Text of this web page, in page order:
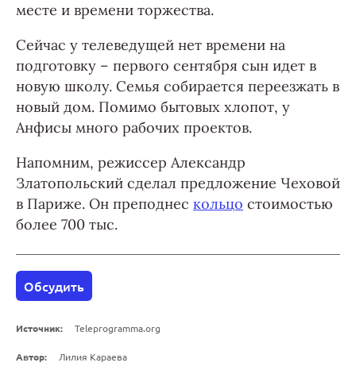
месте и времени торжества.
Сейчас у телеведущей нет времени на
подготовку – первого сентября сын идет в
новую школу. Семья собирается переезжать в
новый дом. Помимо бытовых хлопот, у
Анфисы много рабочих проектов.
Напомним, режиссер Александр
Златопольский сделал предложение Чеховой
в Париже. Он преподнес кольцо стоимостью
более 700 тыс.
Обсудить
Источник: Teleprogramma.org
Автор: Лилия Караева